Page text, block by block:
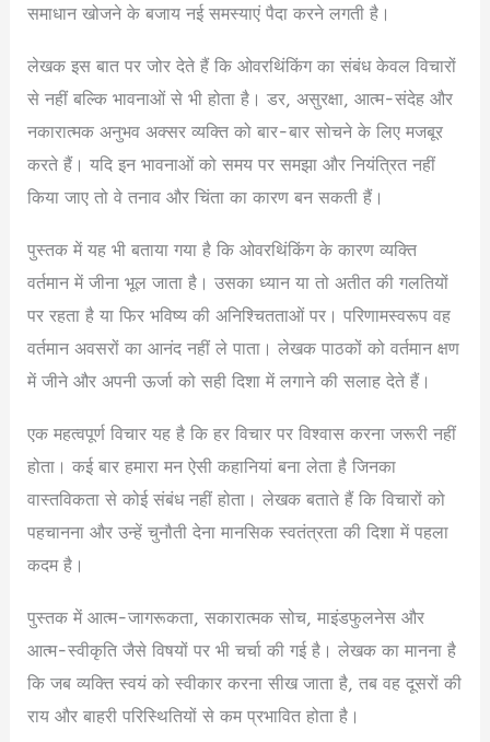
समाधान खोजने के बजाय नई समस्याएं पैदा करने लगती है।
लेखक इस बात पर जोर देते हैं कि ओवरथिंकिंग का संबंध केवल विचारों
से नहीं बल्कि भावनाओं से भी होता है। डर, असुरक्षा, आत्म-संदेह और
नकारात्मक अनुभव अक्सर व्यक्ति को बार-बार सोचने के लिए मजबूर
करते हैं। यदि इन भावनाओं को समय पर समझा और नियंत्रित नहीं
किया जाए तो वे तनाव और चिंता का कारण बन सकती हैं।
पुस्तक में यह भी बताया गया है कि ओवरथिंकिंग के कारण व्यक्ति
वर्तमान में जीना भूल जाता है। उसका ध्यान या तो अतीत की गलतियों
पर रहता है या फिर भविष्य की अनिश्चितताओं पर। परिणामस्वरूप वह
वर्तमान अवसरों का आनंद नहीं ले पाता। लेखक पाठकों को वर्तमान क्षण
में जीने और अपनी ऊर्जा को सही दिशा में लगाने की सलाह देते हैं।
एक महत्वपूर्ण विचार यह है कि हर विचार पर विश्वास करना जरूरी नहीं
होता। कई बार हमारा मन ऐसी कहानियां बना लेता है जिनका
वास्तविकता से कोई संबंध नहीं होता। लेखक बताते हैं कि विचारों को
पहचानना और उन्हें चुनौती देना मानसिक स्वतंत्रता की दिशा में पहला
कदम है।
पुस्तक में आत्म-जागरूकता, सकारात्मक सोच, माइंडफुलनेस और
आत्म-स्वीकृति जैसे विषयों पर भी चर्चा की गई है। लेखक का मानना है
कि जब व्यक्ति स्वयं को स्वीकार करना सीख जाता है, तब वह दूसरों की
राय और बाहरी परिस्थितियों से कम प्रभावित होता है।